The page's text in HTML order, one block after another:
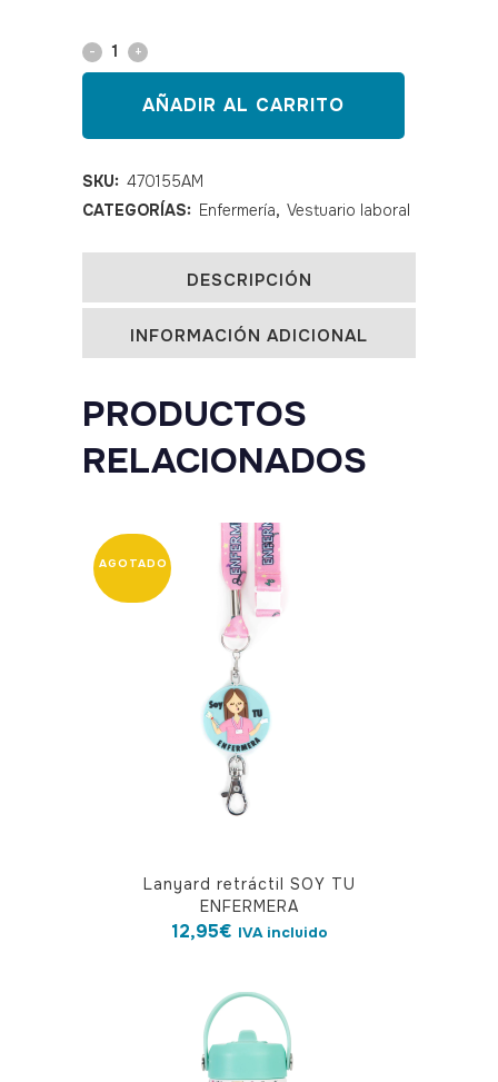
Chaqueta
mujer
personalizada
color
azul
quantity
AÑADIR AL CARRITO
SKU: 470155AM
CATEGORÍAS: Enfermería, Vestuario laboral
DESCRIPCIÓN
INFORMACIÓN ADICIONAL
PRODUCTOS
RELACIONADOS
Lanyard retráctil SOY TU
ENFERMERA
12,95€ IVA incluido